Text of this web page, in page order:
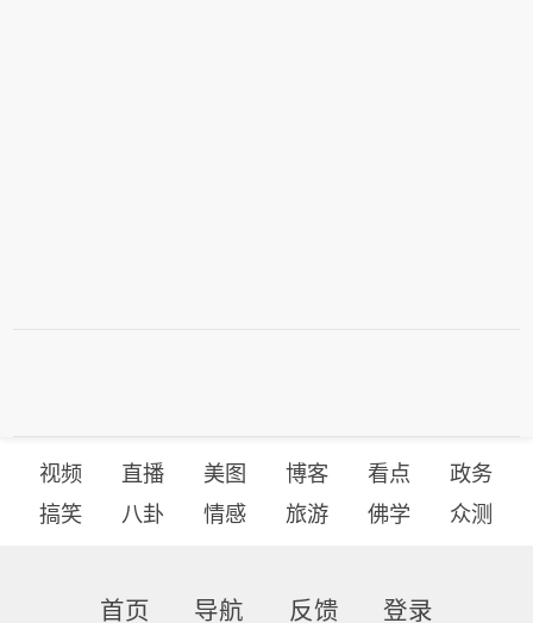
视频 直播 美图 博客 看点
政务
搞笑
八卦 情感 旅游 佛学 众测
首页 导航 反馈 登录